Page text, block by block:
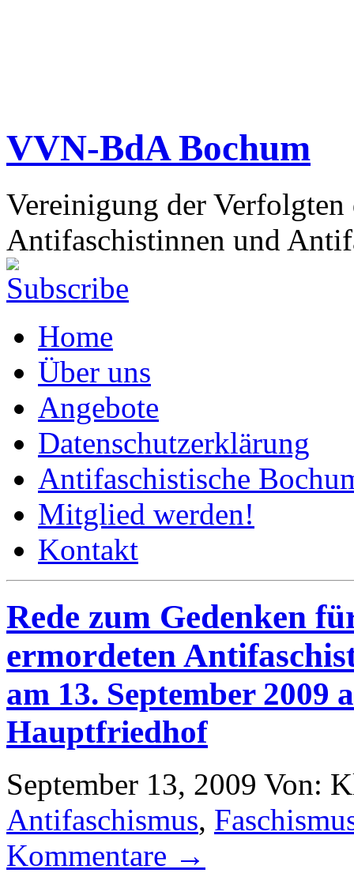
VVN-BdA Bochum
Vereinigung der
Antifaschistinnen und
Home
Über uns
Angebote
Datenschutzerklärung
Antifaschistische
Mitglied werden!
Kontakt
Rede zum Gedenken
ermordeten
am 13. September 2009
Hauptfriedhof
September 13, 2009 Von:
Antifaschismus,
Kommentare →